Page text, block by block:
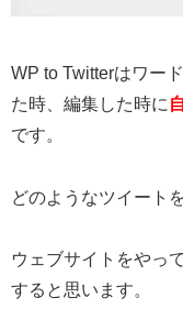
WP to Twitterはワー
た時、編集した時に
です。
どのようなツイート
ウェブサイトをやっ
すると思います。